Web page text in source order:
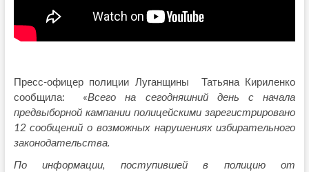
Пресс-офицер полиции Луганщины Татьяна Кириленко
сообщила: «Всего на сегодняшний день с начала
предвыборной кампании полицейскими зарегистрировано
12 сообщений о возможных нарушениях избирательного
законодательства.
По информации, поступившей в полицию от